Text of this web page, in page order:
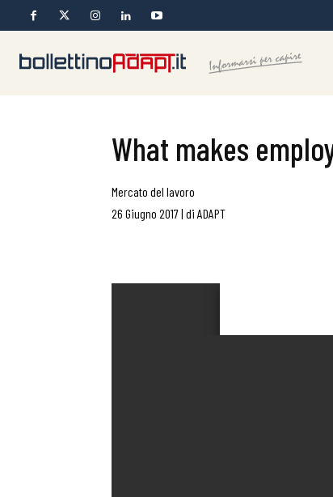
What makes
Mercato del lavoro
26 Giugno 2017| di ADAPT